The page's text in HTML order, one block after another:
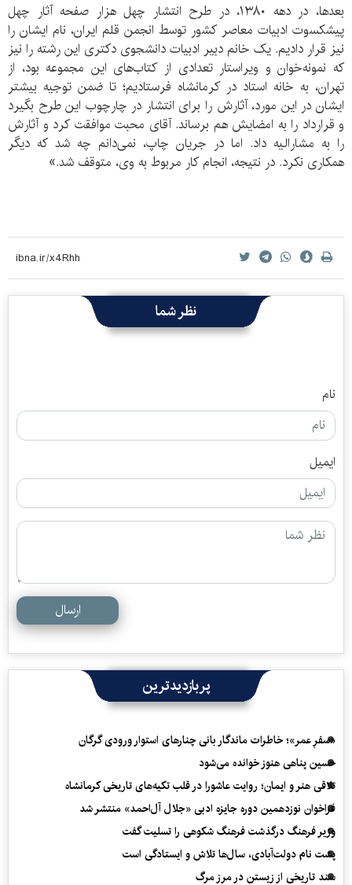
بعدها، در دهه ۱۳۸۰، در طرح انتشار چهل هزار صفحه آثار چهل
پیشکسوت ادبیات معاصر کشور توسط انجمن قلم ایران، نام ایشان را
نیز قرار دادیم. یک خانم دبیر ادبیات دانشجوی دکتری این رشته را نیز
که نمونه‌خوان و ویراستار تعدادی از کتاب‌های این مجموعه بود، از
تهران، به خانه استاد در کرمانشاه فرستادیم؛ تا ضمن توجیه بیشتر
ایشان در این مورد، آثارش را برای انتشار در چارچوب‌ این طرح بگیرد
و قرارداد را به امضایش هم برساند. آقای محبت موافقت کرد و آثارش
را به مشارالیه داد. اما در جریان چاپ، نمی‌دانم چه شد که دیگر
همکاری نکرد. در نتیجه، انجام کار مربوط به وی، متوقف شد.»
نظر شما
نام
ایمیل
ارسال
پربازدیدترین
«سفرِ عمر»؛ خاطرات ماندگار بانی چنارهای استوار ورودی گرگان
حسین پناهی هنوز خوانده می‌شود
تلاقی هنر و ایمان؛ روایت عاشورا در قلب تکیه‌های تاریخی کرمانشاه
فراخوان نوزدهمین دوره جایزه ادبی «جلال آل‌احمد» منتشر شد
وزیر فرهنگ درگذشت فرهنگ شکوهی را تسلیت گفت
پشت نام دولت‌آبادی، سال‌ها تلاش و ایستادگی است
سند تاریخی از زیستن در مرز مرگ